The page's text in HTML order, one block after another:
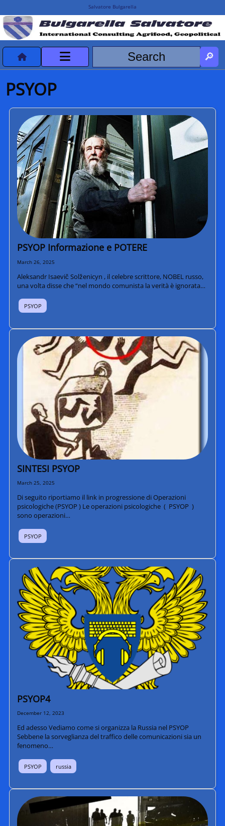
Salvatore Bulgarella
CVvCredits
HOME
DeclassificatiNC
Turismo Progetti
Projects Missions
PSYOP
PSYOP Informazione e POTERE
March 26, 2025
Aleksandr Isaevič Solženicyn , il celebre scrittore, NOBEL russo,
una volta disse che “nel mondo comunista la verità è ignorata…
PSYOP
SINTESI PSYOP
March 25, 2025
Di seguito riportiamo il link in progressione di Operazioni
psicologiche (PSYOP ) Le operazioni psicologiche ( PSYOP )
sono operazioni…
PSYOP
PSYOP4
December 12, 2023
Ed adesso Vediamo come si organizza la Russia nel PSYOP
Sebbene la sorveglianza del traffico delle comunicazioni sia un
fenomeno…
PSYOP russia